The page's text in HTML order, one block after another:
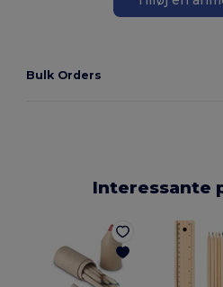
Bulk Orders
Interessante